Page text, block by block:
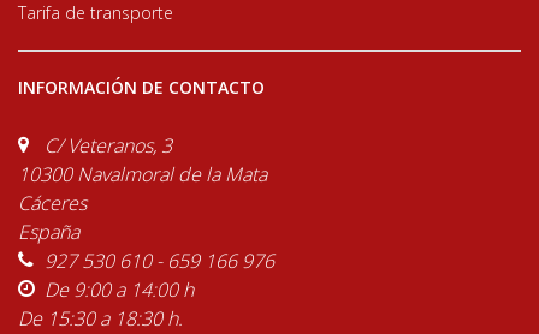
Tarifa de transporte
INFORMACIÓN DE CONTACTO
C/ Veteranos, 3
10300 Navalmoral de la Mata
Cáceres
España
927 530 610 - 659 166 976
De 9:00 a 14:00 h
De 15:30 a 18:30 h.